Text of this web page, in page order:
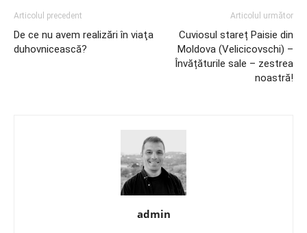
Articolul precedent
De ce nu avem realizări în viaţa
duhovnicească?
Articolul următor
Cuviosul stareț Paisie din
Moldova (Velicicovschi) –
Învățăturile sale – zestrea
noastră!
admin